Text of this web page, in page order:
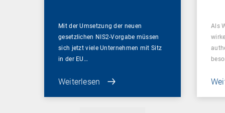
Mit der Umsetzung der neuen
gesetzlichen NIS2-Vorgabe müssen
sich jetzt viele Unternehmen mit Sitz
in der EU…
Weiterlesen
Als